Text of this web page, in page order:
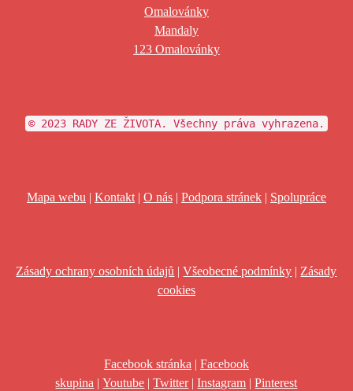
Omalovánky
Mandaly
123 Omalovánky
© 2023 RADY ZE ŽIVOTA. Všechny práva vyhrazena.
Mapa webu | Kontakt| O nás| Podpora stránek| Spolupráce
Zásady ochrany osobních údajů |Všeobecné podmínky | Zásady
cookies
Facebook stránka | Facebook
skupina |Youtube |Twitter|Instagram |Pinterest